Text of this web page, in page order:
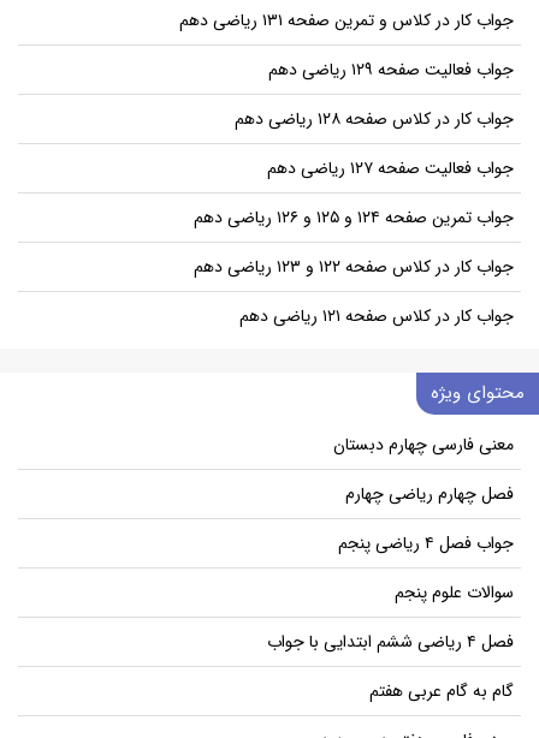
جواب کار در کلاس و تمرین صفحه ۱۳۱ ریاضی دهم
جواب فعالیت صفحه ۱۲۹ ریاضی دهم
جواب کار در کلاس صفحه ۱۲۸ ریاضی دهم
جواب فعالیت صفحه ۱۲۷ ریاضی دهم
جواب تمرین صفحه ۱۲۴ و ۱۲۵ و ۱۲۶ ریاضی دهم
جواب کار در کلاس صفحه ۱۲۲ و ۱۲۳ ریاضی دهم
جواب کار در کلاس صفحه ۱۲۱ ریاضی دهم
محتوای ویژه
معنی فارسی چهارم دبستان
فصل چهارم ریاضی چهارم
جواب فصل ۴ ریاضی پنجم
سوالات علوم پنجم
فصل ۴ ریاضی ششم ابتدایی با جواب
گام به گام عربی هفتم